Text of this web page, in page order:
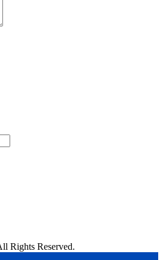
Rights Reserved.